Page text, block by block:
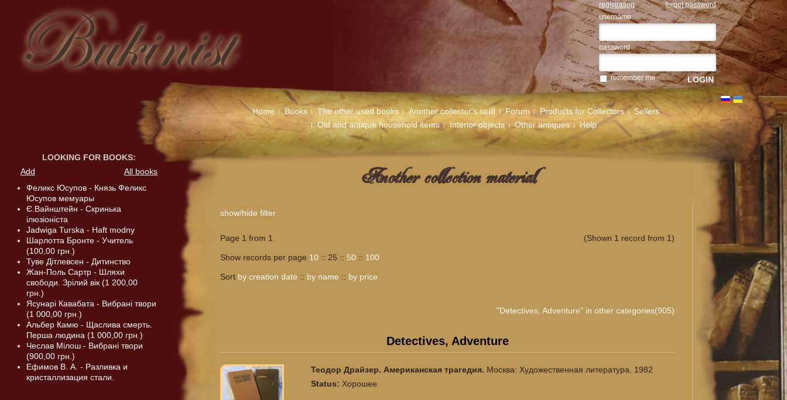
registration
forgot password
username
password
remember me
Home Books The other used books Another collector's stuff Forum Products for Collectors
Sellers
Old and antique household items
Interior objects Other antiques Help
Another collection material
show/hide filter
(Shown 1 record from 1)
Page 1 from 1
Show records per page 10 :: 25 :: 50 :: 100
Sort by creation date :: by name :: by price
"Detectives, Adventure" in other categories(905)
Detectives, Adventure
Теодор Драйзер. Американская трагедия. Москва: Художественная литература. 1982
Status: Хорошее
LOOKING FOR BOOKS:
Add
All books
Феликс Юсупов - Князь Феликс
Юсупов мемуары
Є.Вайнштейн - Скринька
ілюзіоніста
Jadwiga Turska - Haft modny
Шарлотта Бронте - Учитель
(100,00 грн.)
Туве Дітлевсен - Дитинство
Жан-Поль Сартр - Шляхи
свободи. Зрілий вік (1 200,00
грн.)
Ясунарі Кавабата - Вибрані твори
(1 000,00 грн.)
Альбер Камю - Щаслива смерть.
Перша людина (1 000,00 грн.)
Чеслав Мілош - Вибрані твори
(900,00 грн.)
Ефимов В. А. - Разливка и
кристаллизация стали.